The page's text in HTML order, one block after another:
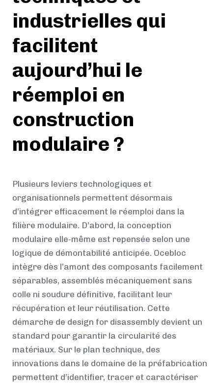
industrielles qui
facilitent
aujourd’hui le
réemploi en
construction
modulaire ?
Plusieurs leviers technologiques et
organisationnels permettent désormais
d’intégrer efficacement le réemploi dans la
filière modulaire. D’abord, la conception
modulaire elle-même est repensée selon une
logique de démontabilité anticipée. Ocebloc
intègre dès l’amont des composants facilement
séparables, assemblés mécaniquement sans
colle ni soudure définitive, facilitant leur
récupération et leur réutilisation. Cette
démarche de design for disassembly devient un
standard pour garantir la circularité des
matériaux. Sur le plan technique, des
innovations dans le domaine de la préfabrication
permettent d’identifier, tracer et caractériser